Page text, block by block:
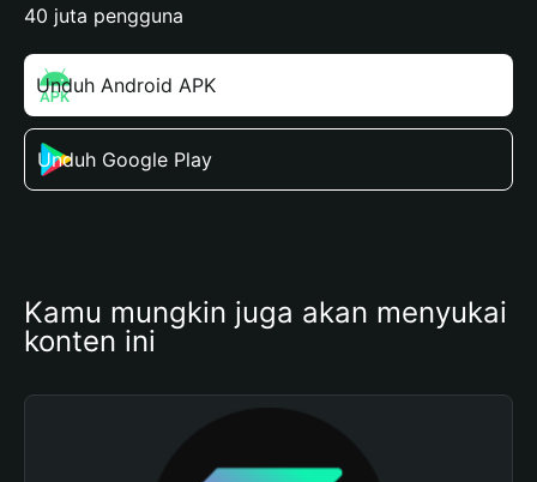
40 juta pengguna
Unduh Android APK
Unduh Google Play
Kamu mungkin juga akan menyukai
konten ini